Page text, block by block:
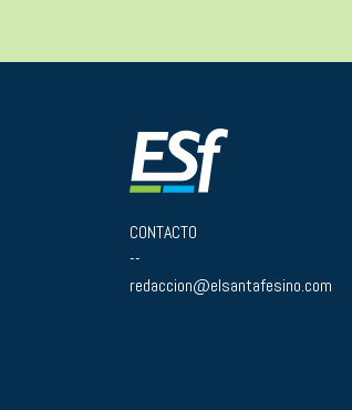
CONTACTO
--
redaccion@elsantafesino.com